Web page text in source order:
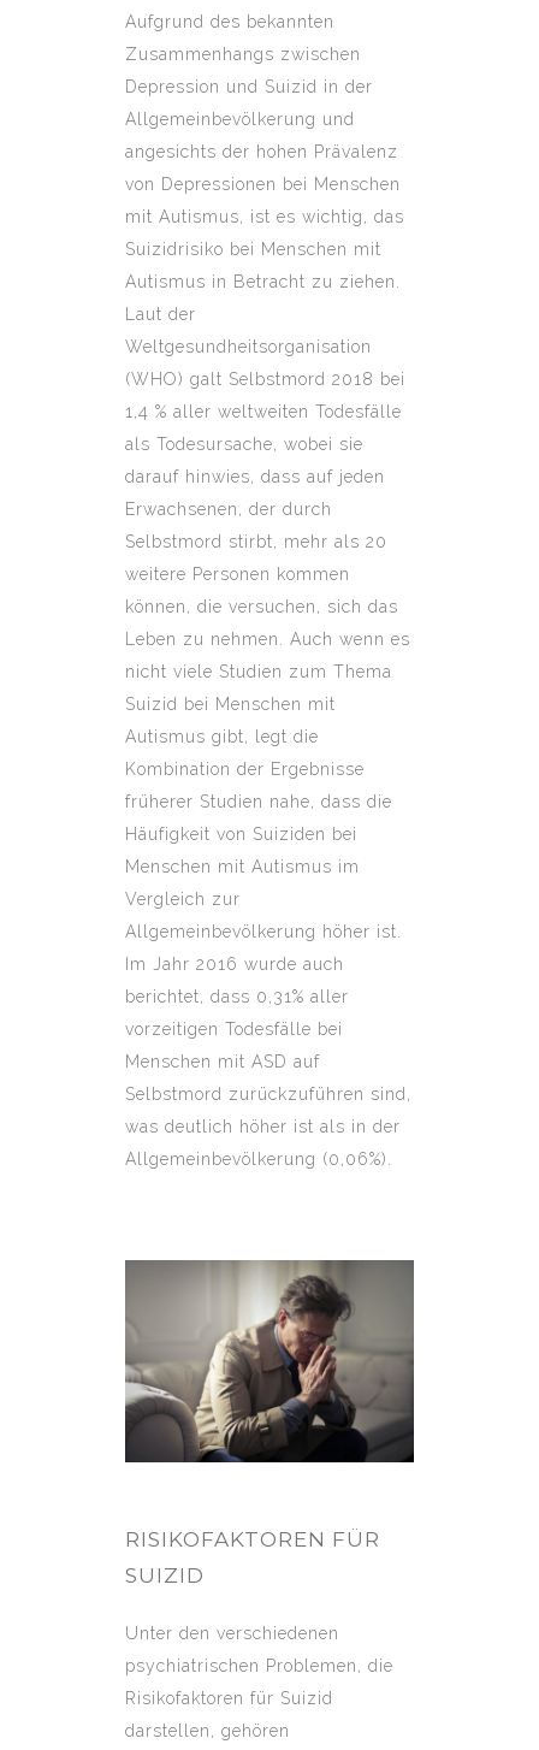
Aufgrund des bekannten
Zusammenhangs zwischen
Depression und Suizid in der
Allgemeinbevölkerung und
angesichts der hohen Prävalenz
von Depressionen bei Menschen
mit Autismus, ist es wichtig, das
Suizidrisiko bei Menschen mit
Autismus in Betracht zu ziehen.
Laut der
Weltgesundheitsorganisation
(WHO) galt Selbstmord 2018 bei
1,4 % aller weltweiten Todesfälle
als Todesursache, wobei sie
darauf hinwies, dass auf jeden
Erwachsenen, der durch
Selbstmord stirbt, mehr als 20
weitere Personen kommen
können, die versuchen, sich das
Leben zu nehmen. Auch wenn es
nicht viele Studien zum Thema
Suizid bei Menschen mit
Autismus gibt, legt die
Kombination der Ergebnisse
früherer Studien nahe, dass die
Häufigkeit von Suiziden bei
Menschen mit Autismus im
Vergleich zur
Allgemeinbevölkerung höher ist.
Im Jahr 2016 wurde auch
berichtet, dass 0,31% aller
vorzeitigen Todesfälle bei
Menschen mit ASD auf
Selbstmord zurückzuführen sind,
was deutlich höher ist als in der
Allgemeinbevölkerung (0,06%).
RISIKOFAKTOREN FÜR
SUIZID
Unter den verschiedenen
psychiatrischen Problemen, die
Risikofaktoren für Suizid
darstellen, gehören